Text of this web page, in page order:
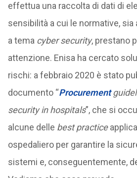
effettua una raccolta di dati di
sensibilità a cui le normative, sia
a tema cyber security, prestano
attenzione. Enisa ha cercato
rischi: a febbraio 2020 è stato
documento “Procurement
security in hospitals”, che si
alcune delle best practice
ospedaliero per garantire la
sistemi e, conseguentemente,